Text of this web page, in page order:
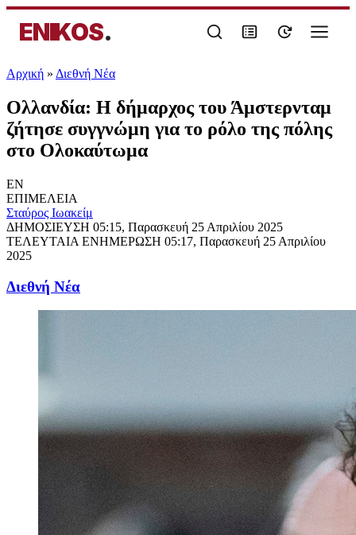
ENIKOS.
Αρχική » Διεθνή Νέα
Ολλανδία: Η δήμαρχος του Άμστερνταμ
ζήτησε συγγνώμη για το ρόλο της πόλης
στο Ολοκαύτωμα
EN
ΕΠΙΜΕΛΕΙΑ
Σταύρος Ιωακείμ
ΔΗΜΟΣΙΕΥΣΗ 05:15, Παρασκευή 25 Απριλίου 2025
ΤΕΛΕΥΤΑΙΑ ΕΝΗΜΕΡΩΣΗ 05:17, Παρασκευή 25 Απριλίου
2025
Διεθνή Νέα